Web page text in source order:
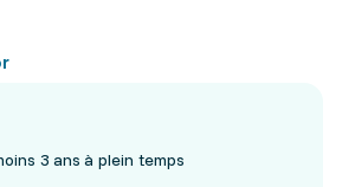
3 ans à plein temps